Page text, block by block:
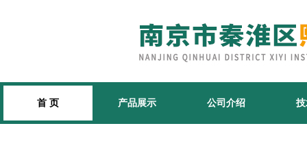
首 页 产品展示 公司介绍